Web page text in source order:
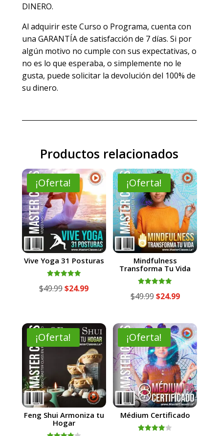
DINERO.
Al adquirir este Curso o Programa, cuenta con
una GARANTÍA de satisfacción de 7 días. Si por
algún motivo no cumple con sus expectativas, o
no es lo que esperaba, o simplemente no le
gusta, puede solicitar la devolución del 100% de
su dinero.
Productos relacionados
¡Oferta!
Vive Yoga 31 Posturas
con
$49.99El
era:
$49.99.
$24.99El
es:
$24.99.
¡Oferta!
Mindfulness
Transforma Tu Vida
con
$49.99El
original
era:
$49.99.
$24.99El
actual
es:
$24.99.
¡Oferta!
Feng Shui Armoniza tu
Hogar
¡Oferta!
Médium Certificado